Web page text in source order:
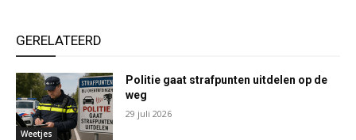
GERELATEERD
Weetjes
Politie gaat strafpunten uitdelen op de
weg
29 juli 2026